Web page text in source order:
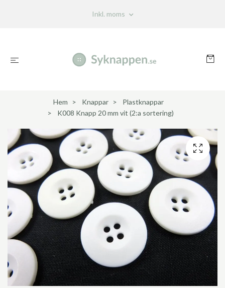
Inkl. moms
Hem Knappar
Plastknappar
K008 Knapp 20 mm vit (2:a sortering)